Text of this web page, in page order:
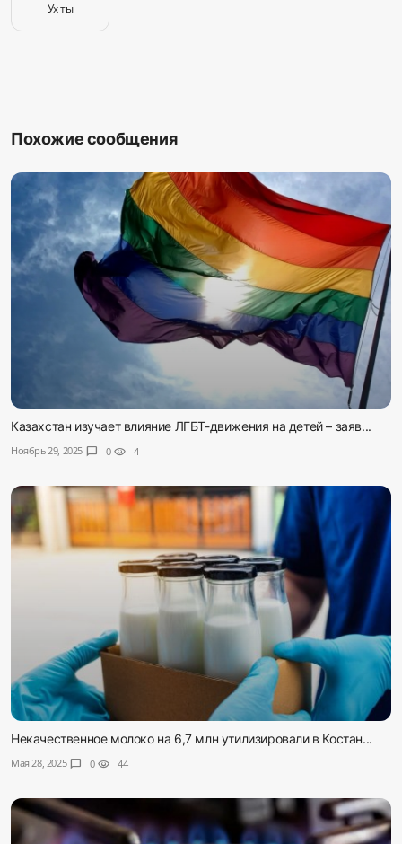
Ух ты
Похожие сообщения
Казахстан изучает влияние ЛГБТ-движения на детей – заяв...
Ноябрь 29, 2025 chat_bubble 0 visibility 4
Некачественное молоко на 6,7 млн утилизировали в Костан...
Мая 28, 2025 chat_bubble 0 visibility 44